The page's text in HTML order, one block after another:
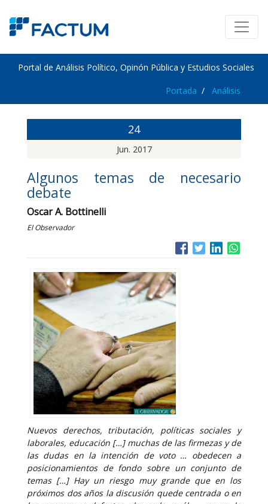
Portal de Análisis Político, Opinón Pública y Estudios Sociales
Portada Análisis
24
Jun. 2017
Algunos temas de necesario
debate
Oscar A. Bottinelli
El Observador
Nuevos derechos, tributación, políticas sociales y
laborales, educación […] muchas de las firmezas y de
las dudas en la intención de voto … obedecen a
posicionamientos de fondo sobre un conjunto de
temas […] Hay un riesgo muy grande que en los
próximos dos años la discusión quede centrada o en